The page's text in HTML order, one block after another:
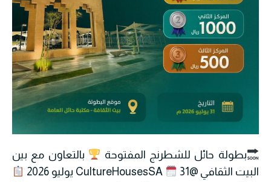
بطولة حائل للشطرنج المفتوحة
بالتعاون مع بين
البيت الثقافي @CultureHousesSA31 يوليو 2026